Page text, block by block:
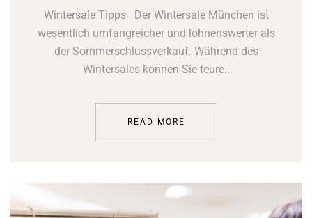
Wintersale Tipps Der Wintersale München ist
wesentlich umfangreicher und lohnenswerter als
der Sommerschlussverkauf. Während des
Wintersales können Sie teure..
READ MORE